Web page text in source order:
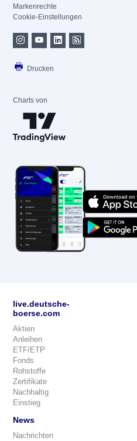
Markenrechte
Cookie-Einstellungen
Drucken
Charts von
live.deutsche-
boerse.com
Aktien
Anleihen
ETF/ETP
Fonds
Rohstoffe
Zertifikate
Nachhaltig
Einstieg
News
Nachrichten